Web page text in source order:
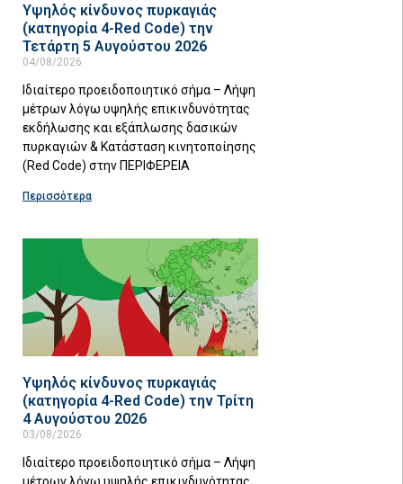
Υψηλός κίνδυνος πυρκαγιάς
(κατηγορία 4-Red Code) την
Τετάρτη 5 Αυγούστου 2026
04/08/2026
Ιδιαίτερο προειδοποιητικό σήμα – Λήψη
μέτρων λόγω υψηλής επικινδυνότητας
εκδήλωσης και εξάπλωσης δασικών
πυρκαγιών & Κατάσταση κινητοποίησης
(Red Code) στην ΠΕΡΙΦΕΡΕΙΑ
Περισσότερα
Υψηλός κίνδυνος πυρκαγιάς
(κατηγορία 4-Red Code) την Τρίτη
4 Αυγούστου 2026
03/08/2026
Ιδιαίτερο προειδοποιητικό σήμα – Λήψη
μέτρων λόγω υψηλής επικινδυνότητας